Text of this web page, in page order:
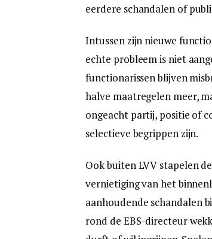
eerdere schandalen of
Intussen zijn nieuwe
echte probleem is niet
functionarissen blijven
halve maatregelen meer,
ongeacht partij, positie of
selectieve begrippen zijn.
Ook buiten LVV stapelen
vernietiging van het
aanhoudende schandalen
rond de EBS-directeur